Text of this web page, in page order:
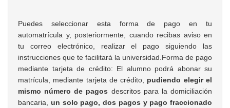
Puedes seleccionar esta forma de pago en tu
automatrícula y, posteriormente, cuando recibas aviso en
tu correo electrónico, realizar el pago siguiendo las
instrucciones que te facilitará la universidad.Forma de pago
mediante tarjeta de crédito: El alumno podrá abonar su
matrícula, mediante tarjeta de crédito, pudiendo elegir el
mismo número de pagos descritos para la domiciliación
bancaria, un solo pago, dos pagos y pago fraccionado